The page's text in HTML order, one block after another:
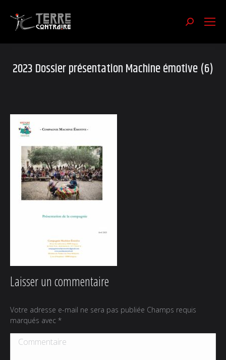
2023 Dossier présentation Machine émotive (6)
Laisser un commentaire
Votre adresse e-mail ne sera pas publiée Champs requis
marqués avec *
Commentaire